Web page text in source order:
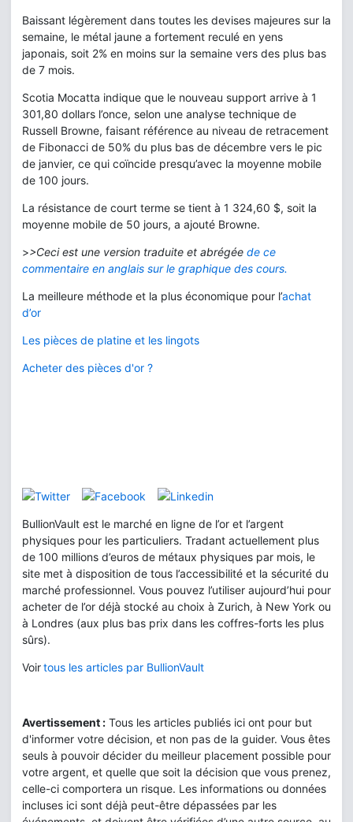
Baissant légèrement dans toutes les devises majeures sur la
semaine, le métal jaune a fortement reculé en yens
japonais, soit 2% en moins sur la semaine vers des plus bas
de 7 mois.
Scotia Mocatta indique que le nouveau support arrive à 1
301,80 dollars l’once, selon une analyse technique de
Russell Browne, faisant référence au niveau de retracement
de Fibonacci de 50% du plus bas de décembre vers le pic
de janvier, ce qui coïncide presqu’avec la moyenne mobile
de 100 jours.
La résistance de court terme se tient à 1 324,60 $, soit la
moyenne mobile de 50 jours, a ajouté Browne.
>>Ceci est une version traduite et abrégée de ce
commentaire en anglais sur le graphique des cours.
La meilleure méthode et la plus économique pour l’achat
d’or
Les pièces de platine et les lingots
Acheter des pièces d'or ?
BullionVault est le marché en ligne de l’or et l’argent
physiques pour les particuliers. Tradant actuellement plus
de 100 millions d’euros de métaux physiques par mois, le
site met à disposition de tous l’accessibilité et la sécurité du
marché professionnel. Vous pouvez l’utiliser aujourd’hui pour
acheter de l’or déjà stocké au choix à Zurich, à New York ou
à Londres (aux plus bas prix dans les coffres-forts les plus
sûrs).
Voirtous les articles par BullionVault
Avertissement : Tous les articles publiés ici ont pour but
d'informer votre décision, et non pas de la guider. Vous êtes
seuls à pouvoir décider du meilleur placement possible pour
votre argent, et quelle que soit la décision que vous prenez,
celle-ci comportera un risque. Les informations ou données
incluses ici sont déjà peut-être dépassées par les